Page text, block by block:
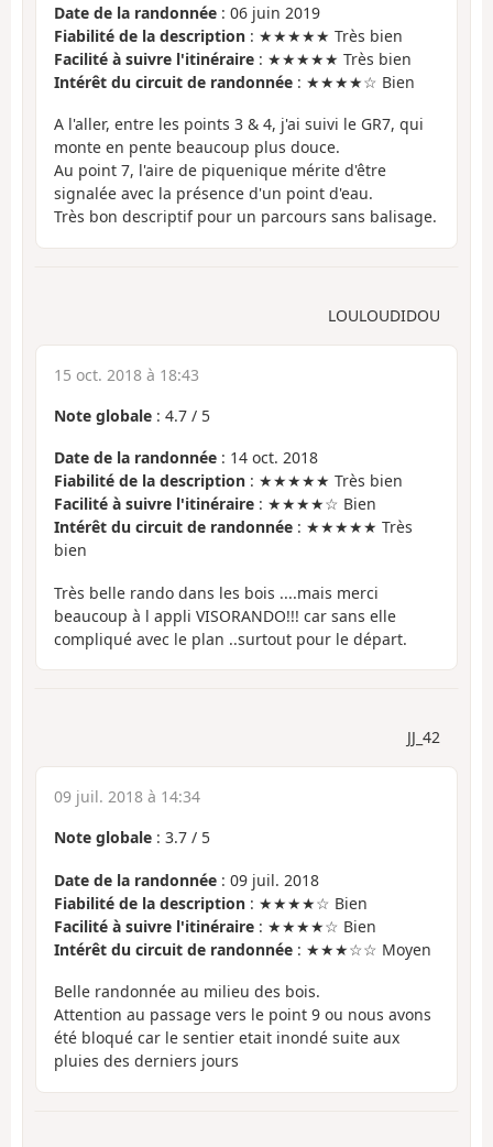
Date de la randonnée : 06 juin 2019
Fiabilité de la description : ★★★★★ Très bien
Facilité à suivre l'itinéraire : ★★★★★ Très bien
Intérêt du circuit de randonnée : ★★★★☆ Bien
A l'aller, entre les points 3 & 4, j'ai suivi le GR7, qui
monte en pente beaucoup plus douce.
Au point 7, l'aire de piquenique mérite d'être
signalée avec la présence d'un point d'eau.
Très bon descriptif pour un parcours sans balisage.
LOULOUDIDOU
15 oct. 2018 à 18:43
Note globale : 4.7 / 5
Date de la randonnée : 14 oct. 2018
Fiabilité de la description : ★★★★★ Très bien
Facilité à suivre l'itinéraire : ★★★★☆ Bien
Intérêt du circuit de randonnée : ★★★★★ Très
bien
Très belle rando dans les bois ....mais merci
beaucoup à l appli VISORANDO!!! car sans elle
compliqué avec le plan ..surtout pour le départ.
JJ_42
09 juil. 2018 à 14:34
Note globale : 3.7 / 5
Date de la randonnée : 09 juil. 2018
Fiabilité de la description : ★★★★☆ Bien
Facilité à suivre l'itinéraire : ★★★★☆ Bien
Intérêt du circuit de randonnée : ★★★☆☆ Moyen
Belle randonnée au milieu des bois.
Attention au passage vers le point 9 ou nous avons
été bloqué car le sentier etait inondé suite aux
pluies des derniers jours